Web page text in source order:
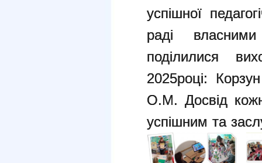
успішної
раді
поділилися
2025році:
О.М. Досвід
успішним та